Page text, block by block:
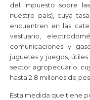
del impuesto sobre
nuestro país), cuya
encuentren en las
vestuario,
comunicaciones y
juguetes y juegos,
sector agropecuario,
hasta 2.8 millones de
Esta medida que tiene